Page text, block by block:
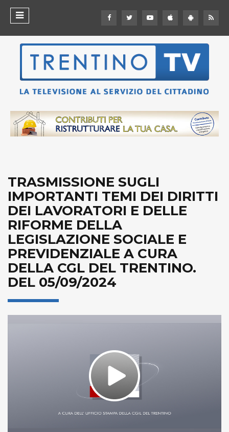
TRASMISSIONE SUGLI
IMPORTANTI TEMI DEI DIRITTI
DEI LAVORATORI E DELLE
RIFORME DELLA
LEGISLAZIONE SOCIALE E
PREVIDENZIALE A CURA
DELLA CGL DEL TRENTINO.
DEL 05/09/2024
Play
Video